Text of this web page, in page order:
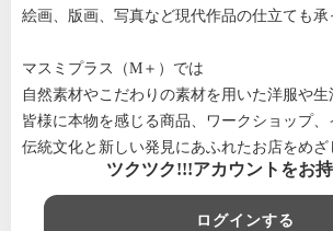
絵画、版画、写真など現代作品の仕立ても承
マスミプラス（M＋）では
自然素材やこだわりの素材を用いた洋服や生
皆様に本物を感じる商品、ワークショップ
伝統文化と新しい発見にあふれたお店をめざ
ツクツク!!!アカウントをお
ログインする